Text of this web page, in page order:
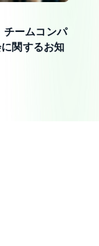
チームコンパ
関するお知